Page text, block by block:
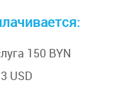
150 BYN
USD